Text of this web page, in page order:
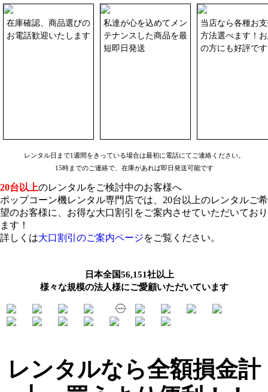
在庫確認、商品選びの
お電話歓迎いたします
私達が心を込めてメン
テナンスした商品を最
短即日発送
当店なら各種お
方法選べます！
の方にも好評です
レンタル日まで1週間をきっている場合は最初に電話にてご連絡ください。
15時までのご連絡で、在庫があれば即日発送可能です
20台以上のレンタルをご検討中のお客様へ
ポップコーン機レンタル専門店では、20台以上のレンタルご希
望のお客様に、お得な大口割引をご案内させていただいており
ます！
詳しくは大口割引のご案内ページをご覧ください。
日本全国56,151社以上
様々な規模の法人様にご愛顧いただいています
レンタルなら全額損金計